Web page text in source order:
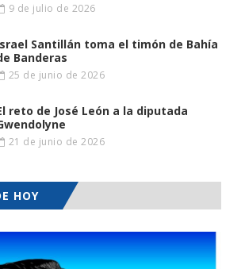
9 de julio de 2026
Santillán toma el timón de Bahía
Banderas
25 de junio de 2026
reto de José León a la diputada
21 de junio de 2026
HOY